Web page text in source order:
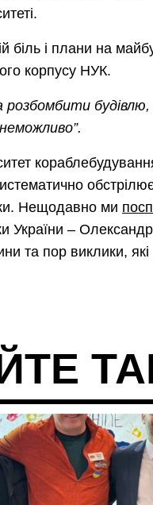
біль і плани на
корпусу НУК.
розбомбити
Нещодавно ми
України –
та пор виклики, які